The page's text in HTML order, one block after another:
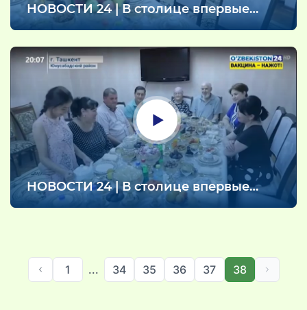
НОВOСТИ 24 | В столице впервые
открылся семейный детский дом
НОВOСТИ 24 | В столице впервые
открылся семейный детский дом
1 ... 34 35 36 37 38